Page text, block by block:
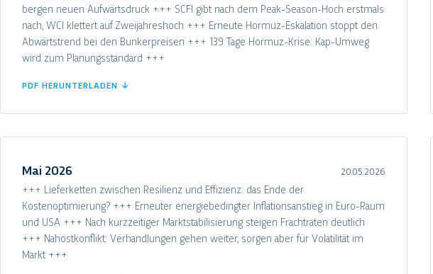
bergen neuen Aufwärtsdruck +++ SCFI gibt nach dem Peak-Season-Hoch erstmals
nach, WCI klettert auf Zweijahreshoch +++ Erneute Hormuz-Eskalation stoppt den
Abwärtstrend bei den Bunkerpreisen +++ 139 Tage Hormuz-Krise: Kap-Umweg
wird zum Planungsstandard +++
PDF HERUNTERLADEN ↓
Mai 2026 20.05.2026
+++ Lieferketten zwischen Resilienz und Effizienz: das Ende der
Kostenoptimierung? +++ Erneuter energiebedingter Inflationsanstieg in Euro-Raum
und USA +++ Nach kurzzeitiger Marktstabilisierung steigen Frachtraten deutlich
+++ Nahostkonflikt: Verhandlungen gehen weiter, sorgen aber für Volatilität im
Markt +++